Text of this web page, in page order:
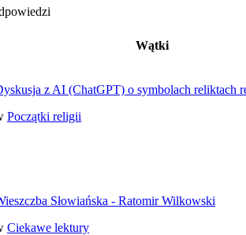
Wątki
z AI (ChatGPT) o symbolach reliktach
Początki religii
Słowiańska - Ratomir Wilkowski
Ciekawe lektury